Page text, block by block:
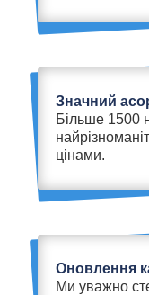
Значний
Більше 1500
цінами.
Оновлення
Ми уважно